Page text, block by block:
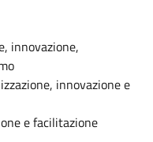
innovazione,
innovazione e
e facilitazione